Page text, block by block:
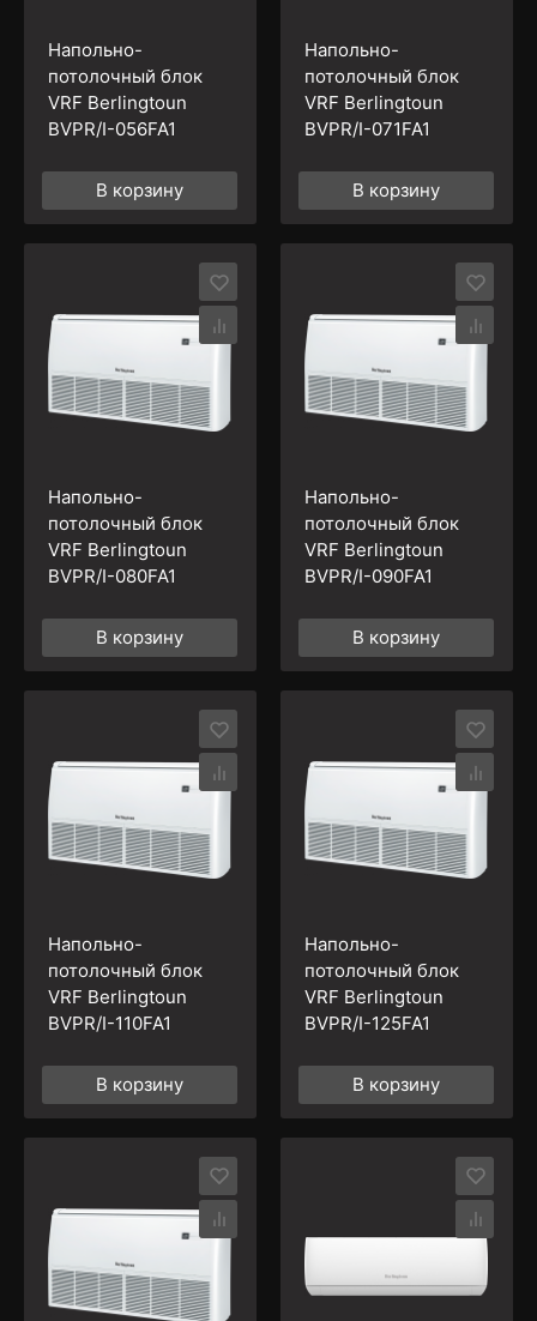
Напольно-
потолочный блок
VRF Berlingtoun
BVPR/I-056FA1
В корзину
Напольно-
потолочный блок
VRF Berlingtoun
BVPR/I-071FA1
В корзину
Напольно-
потолочный блок
VRF Berlingtoun
BVPR/I-080FA1
В корзину
Напольно-
потолочный блок
VRF Berlingtoun
BVPR/I-090FA1
В корзину
Напольно-
потолочный блок
VRF Berlingtoun
BVPR/I-110FA1
В корзину
Напольно-
потолочный блок
VRF Berlingtoun
BVPR/I-125FA1
В корзину